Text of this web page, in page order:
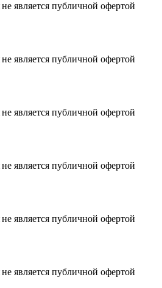
не является публичной офертой
не является публичной офертой
не является публичной офертой
не является публичной офертой
не является публичной офертой
не является публичной офертой